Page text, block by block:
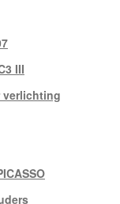
III
verlichting